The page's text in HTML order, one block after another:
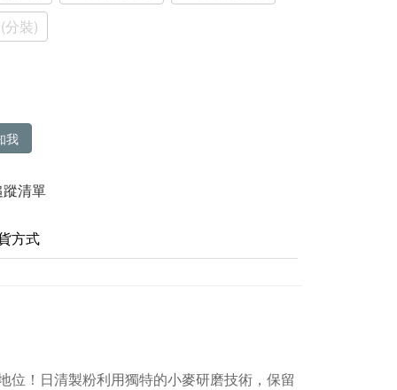
分裝)
我
清單
方式
位！日清製粉利用獨特的小麥研磨技術，保留